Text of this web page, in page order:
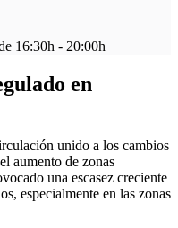
16:30h - 20:00h
en
unido a los cambios
aumento de zonas
una escasez creciente
especialmente en las zonas